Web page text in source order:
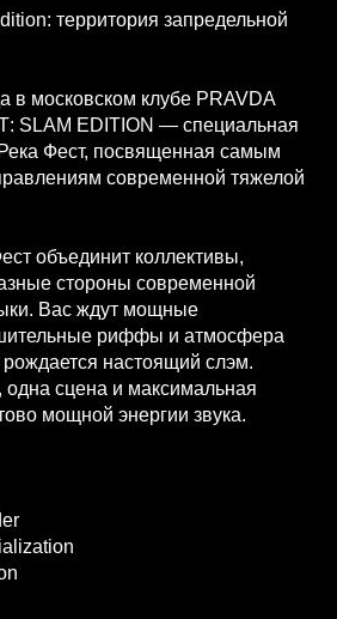
территория запредельной
в московском клубе PRAVDA
SLAM EDITION — специальная
Фест, посвященная самым
современной тяжелой
объединит коллективы,
стороны современной
Вас ждут мощные
риффы и атмосфера
настоящий слэм.
одна сцена и максимальная
мощной энергии звука.